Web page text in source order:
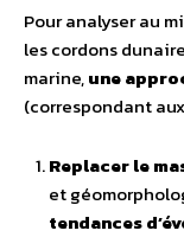
Pour analyser au
les cordons
marine,une
(correspondant
Replacer le
et
tendances